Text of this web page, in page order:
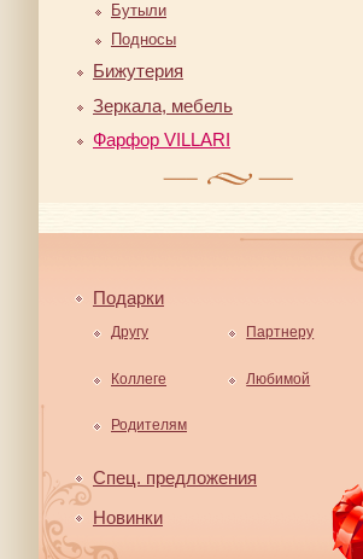
Бутыли
Подносы
Бижутерия
Зеркала, мебель
Фарфор VILLARI
Подарки
Другу Партнеру
Коллеге Любимой
Родителям
Спец. предложения
Новинки